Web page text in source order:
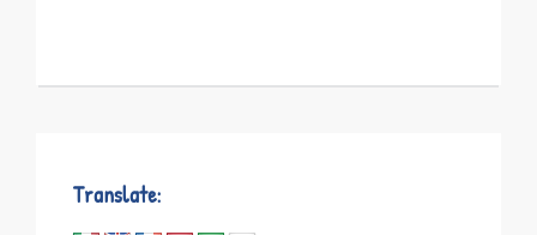
Translate: